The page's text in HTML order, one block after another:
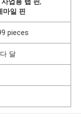
마일 핀
pieces
달